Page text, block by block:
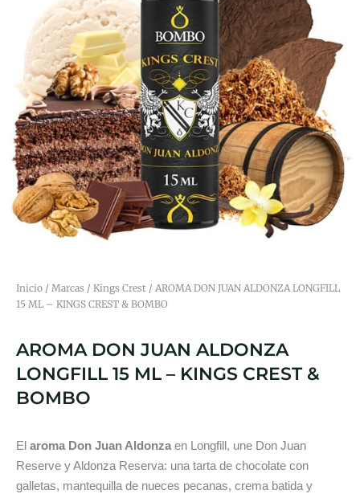
Inicio / Marcas / Kings Crest / AROMA DON JUAN ALDONZA LONGFILL
15 ML – KINGS CREST & BOMBO
AROMA DON JUAN ALDONZA
LONGFILL 15 ML – KINGS CREST &
BOMBO
El aroma Don Juan Aldonza en Longfill, une Don Juan
Reserve y Aldonza Reserva: una tarta de chocolate con
galletas, mantequilla de nueces pecanas, crema batida y